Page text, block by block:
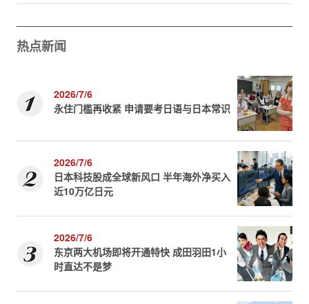
热点新闻
2026/7/6
永住门槛再收紧 申请要考日语与日本常识
2026/7/6
日本科技股成全球新风口 半年海外净买入
近10万亿日元
2026/7/6
东京两大机场即将开通特快 成田羽田1小
时直达不是梦